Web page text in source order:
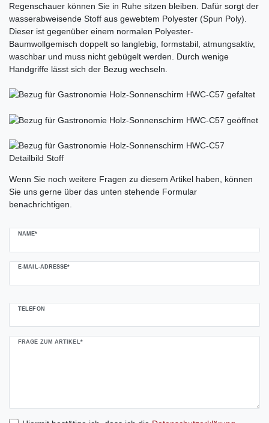
Regenschauer können Sie in Ruhe sitzen bleiben. Dafür sorgt der
wasserabweisende Stoff aus gewebtem Polyester (Spun Poly).
Dieser ist gegenüber einem normalen Polyester-
Baumwollgemisch doppelt so langlebig, formstabil, atmungsaktiv,
waschbar und muss nicht gebügelt werden. Durch wenige
Handgriffe lässt sich der Bezug wechseln.
Wenn Sie noch weitere Fragen zu diesem Artikel haben, können
Sie uns gerne über das unten stehende Formular
benachrichtigen.
NAME*
E-MAIL-ADRESSE*
TELEFON
FRAGE ZUM ARTIKEL*